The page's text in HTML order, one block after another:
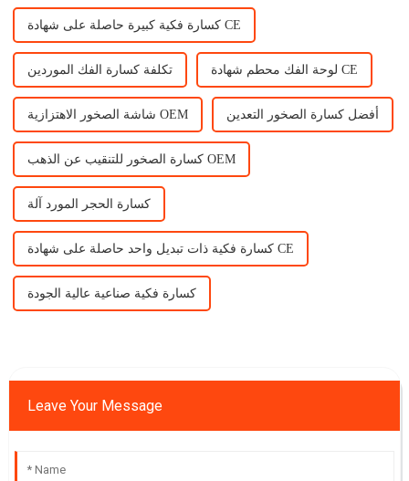
كسارة فكية كبيرة حاصلة على شهادة CE
تكلفة كسارة الفك الموردين لوحة الفك محطم شهادة CE
شاشة الصخور الاهتزازية OEM أفضل كسارة الصخور التعدين
كسارة الصخور للتنقيب عن الذهب OEM
كسارة الحجر المورد آلة
كسارة فكية ذات تبديل واحد حاصلة على شهادة CE
كسارة فكية صناعية عالية الجودة
Leave Your Message